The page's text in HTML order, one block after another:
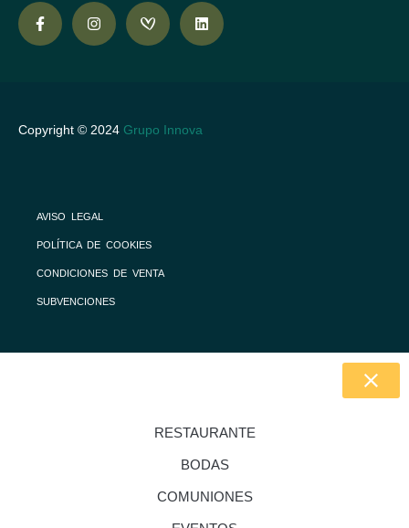
Copyright © 2024 Grupo Innova
AVISO LEGAL
POLÍTICA DE COOKIES
CONDICIONES DE VENTA
SUBVENCIONES
RESTAURANTE
BODAS
COMUNIONES